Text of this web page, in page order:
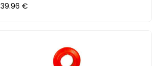
39.96 €